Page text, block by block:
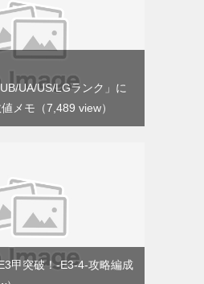
UA/US/LGランク」に
メモ （7,489 view）
甲突破！-E3-4-攻略編成